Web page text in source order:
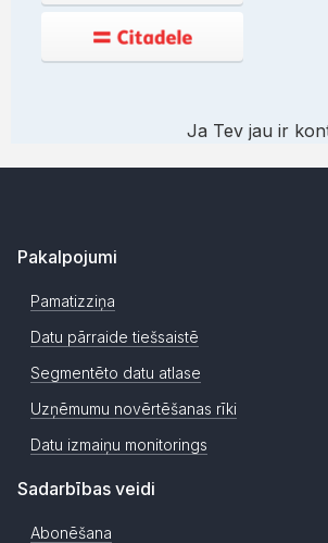
Ja Tev jau ir
Pakalpojumi
Pamatizziņa
Datu pārraide tiešsaistē
Segmentēto datu atlase
Uzņēmumu novērtēšanas rīki
Datu izmaiņu monitorings
Sadarbības veidi
Abonēšana